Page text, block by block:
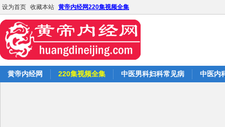
设为首页 收藏本站 黄帝内经网220集视频全集
黄帝内经网 220集视频全集 中医男科妇科常见病 中医内